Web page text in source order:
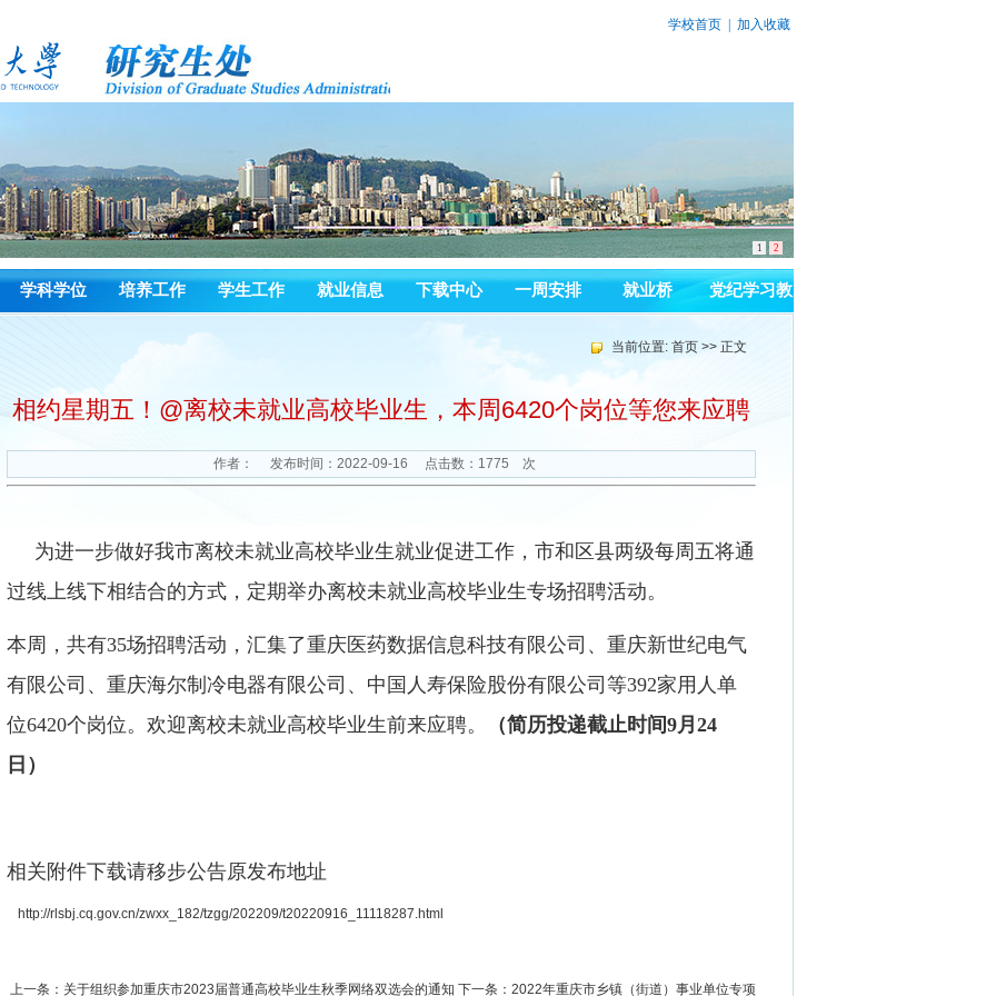
学校首页 加入收藏
1 2
学科学位 培养工作 学生工作 就业信息 下载中心 一周安排 就业桥 党纪学习教
当前位置: 首页 >> 正文
相约星期五！@离校未就业高校毕业生，本周6420个岗位等您来应聘
作者： 发布时间：2022-09-16 点击数： 1775 次
为进一步做好我市离校未就业高校毕业生就业促进工作，市和区县两级每周五将通
过线上线下相结合的方式，定期举办离校未就业高校毕业生专场招聘活动。
本周，共有35场招聘活动，汇集了重庆医药数据信息科技有限公司、重庆新世纪电气
有限公司、重庆海尔制冷电器有限公司、中国人寿保险股份有限公司等392家用人单
位6420个岗位。欢迎离校未就业高校毕业生前来应聘。
（简历投递截止时间9月24
日）
相关附件下载请移步公告原发布地址
http://rlsbj.cq.gov.cn/zwxx_182/tzgg/202209/t20220916_11118287.html
上一条： 关于组织参加重庆市2023届普通高校毕业生秋季网络双选会的通知 下一条： 2022年重庆市乡镇（街道）事业单位专项